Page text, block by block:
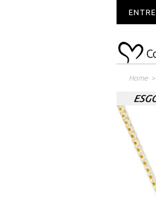
Home >